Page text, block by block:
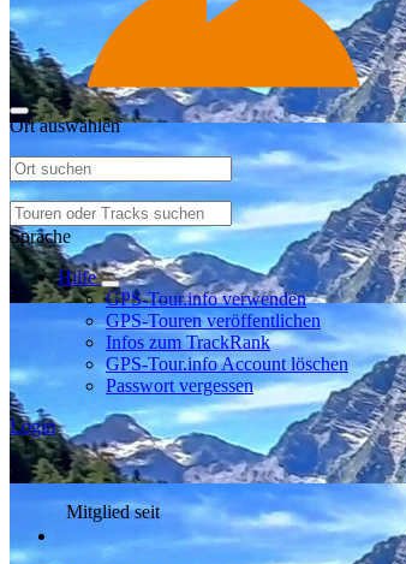
Ort auswählen
Sprache
Hilfe
GPS-Tour.info verwenden
GPS-Touren veröffentlichen
Infos zum TrackRank
GPS-Tour.info Account löschen
Passwort vergessen
Login
Mitglied seit